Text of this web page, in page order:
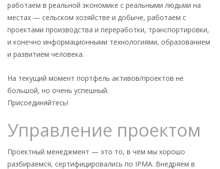
работаем в реальной экономике с реальными людьми на
местах — сельском хозяйстве и добыче, работаем с
проектами производства и переработки, транспортировки,
и конечно информационными технологиями, образованием
и развитием человека.
На текущий момент портфель активов/проектов не
большой, но очень успешный.
Присоединяйтесь!
Управление проектом
Проектный менеджмент — это то, в чём мы хорошо
разбираемся, сертифицировались по IPMA. Внедряем в